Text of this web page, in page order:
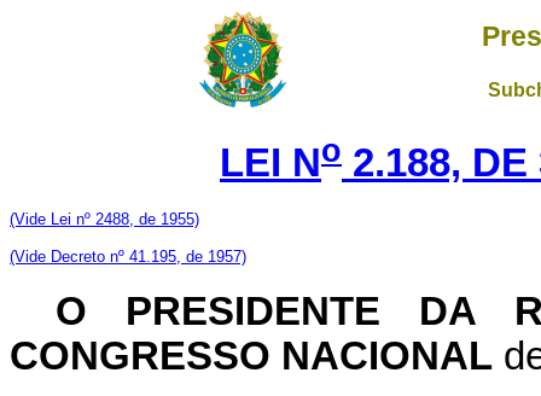
LEI No 2.188,
(Vide Lei nº 2488, de 1955)
(Vide Decreto nº 41.195, de 1957)
O PRESIDENTE DA
CONGRESSO NACIONAL